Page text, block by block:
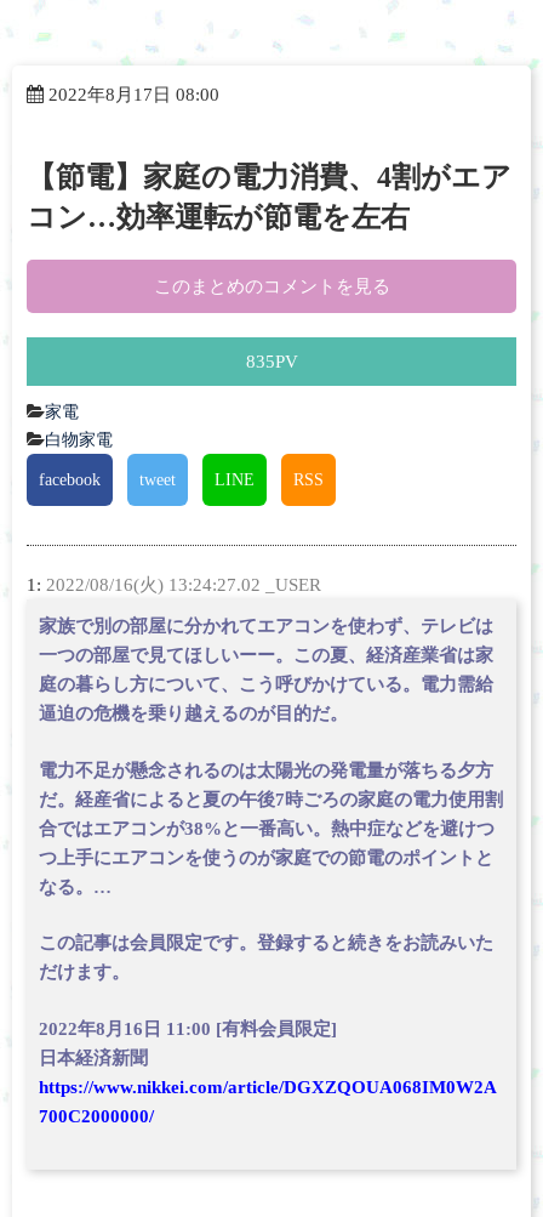
2022年8月17日 08:00
【節電】家庭の電力消費、4割がエア
コン…効率運転が節電を左右
このまとめのコメントを見る
835PV
家電
白物家電
facebook tweet LINE RSS
1: 2022/08/16(火) 13:24:27.02 _USER
家族で別の部屋に分かれてエアコンを使わず、テレビは
一つの部屋で見てほしいーー。この夏、経済産業省は家
庭の暮らし方について、こう呼びかけている。電力需給
逼迫の危機を乗り越えるのが目的だ。
電力不足が懸念されるのは太陽光の発電量が落ちる夕方
だ。経産省によると夏の午後7時ごろの家庭の電力使用割
合ではエアコンが38%と一番高い。熱中症などを避けつ
つ上手にエアコンを使うのが家庭での節電のポイントと
なる。…
この記事は会員限定です。登録すると続きをお読みいた
だけます。
2022年8月16日 11:00 [有料会員限定]
日本経済新聞
https://www.nikkei.com/article/DGXZQOUA068IM0W2A
700C2000000/